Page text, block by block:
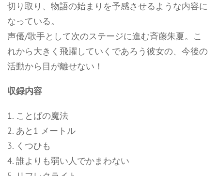
切り取り、物語の始まりを予感させるような内容に
なっている。
声優/歌手として次のステージに進む斉藤朱夏。こ
れから大きく飛躍していくであろう彼女の、今後の
活動から目が離せない！
収録内容
1. ことばの魔法
2. あと1 メートル
3. くつひも
4. 誰よりも弱い人でかまわない